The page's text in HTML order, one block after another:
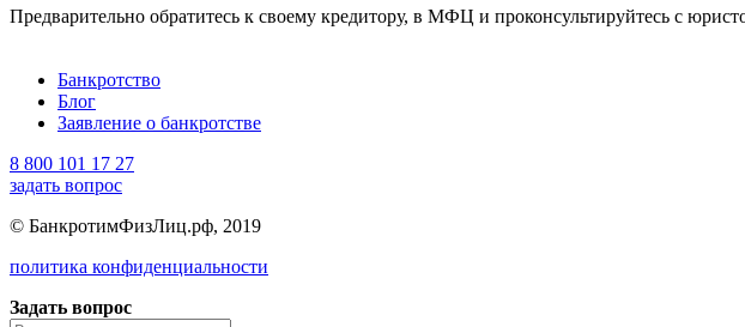
Предварительно обратитесь к своему кредитору, в МФЦ и проконсультируйтесь с
Банкротство
Блог
Заявление о банкротстве
8 800 101 17 27
задать вопрос
© БанкротимФизЛиц.рф, 2019
политика конфиденциальности
Задать вопрос